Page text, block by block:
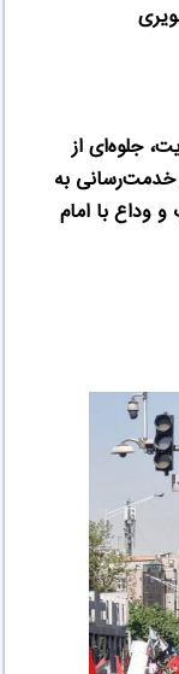
جلوه‌ای از
خدمت‌رسانی به
وداع با امام